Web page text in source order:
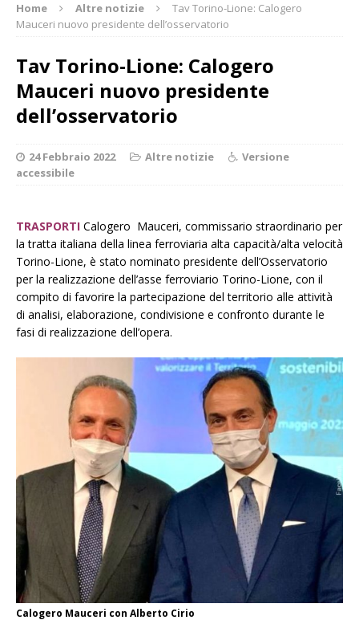
Home Altre notizie
Tav Torino-Lione: Calogero
Mauceri nuovo presidente dell’osservatorio
Tav Torino-Lione: Calogero
Mauceri nuovo presidente
dell’osservatorio
24 Febbraio 2022 Altre notizie
Versione
accessibile
TRASPORTI Calogero Mauceri, commissario straordinario per
la tratta italiana della linea ferroviaria alta capacità/alta velocità
Torino-Lione, è stato nominato presidente dell’Osservatorio
per la realizzazione dell’asse ferroviario Torino-Lione, con il
compito di favorire la partecipazione del territorio alle attività
di analisi, elaborazione, condivisione e confronto durante le
fasi di realizzazione dell’opera.
Calogero Mauceri con Alberto Cirio